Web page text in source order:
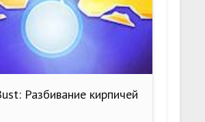
Разбивание кирпичей